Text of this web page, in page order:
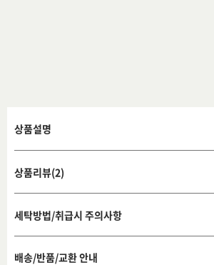
상품설명
상품리뷰(2)
세탁방법/취급시 주의사항
배송/반품/교환 안내